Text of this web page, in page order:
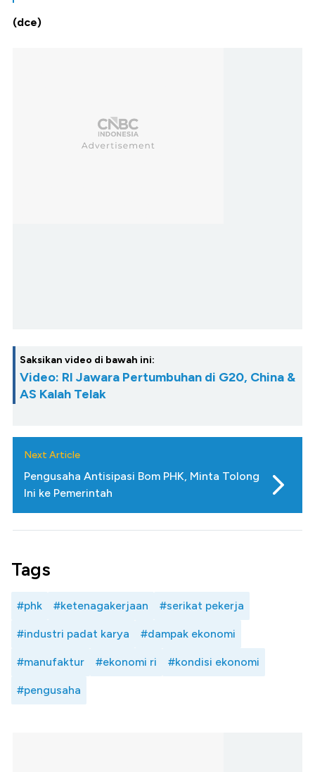
(dce)
Saksikan video di bawah ini:
Video: RI Jawara Pertumbuhan di G20, China &
AS Kalah Telak
Next Article
Pengusaha Antisipasi Bom PHK, Minta Tolong
Ini ke Pemerintah
Tags
#phk #ketenagakerjaan #serikat pekerja
#industri padat karya #dampak ekonomi
#manufaktur #ekonomi ri #kondisi ekonomi
#pengusaha